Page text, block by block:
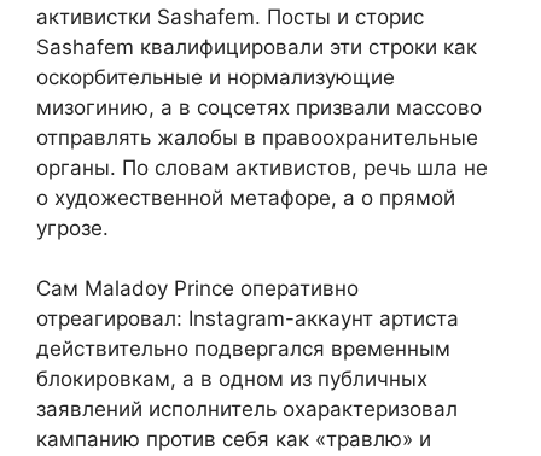
активистки Sashafem. Посты и сторис
Sashafem квалифицировали эти строки как
оскорбительные и нормализующие
мизогинию, а в соцсетях призвали массово
отправлять жалобы в правоохранительные
органы. По словам активистов, речь шла не
о художественной метафоре, а о прямой
угрозе.
Сам Maladoy Prince оперативно
отреагировал: Instagram-аккаунт артиста
действительно подвергался временным
блокировкам, а в одном из публичных
заявлений исполнитель охарактеризовал
кампанию против себя как «травлю» и